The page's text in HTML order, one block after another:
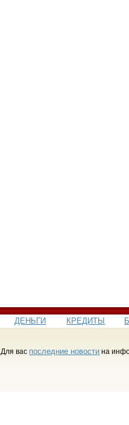
ДЕНЬГИ КРЕДИТЫ
Для вас последние новости на